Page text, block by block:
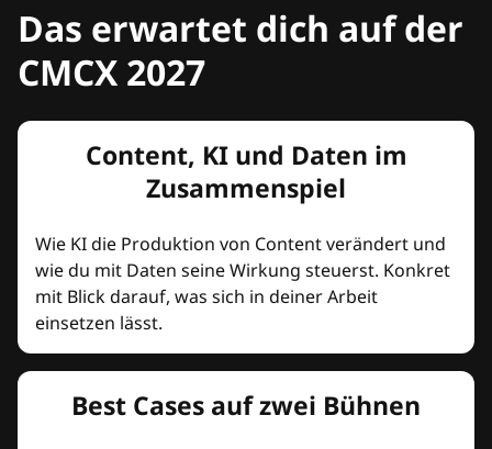
Das erwartet dich auf der
CMCX 2027
Content, KI und Daten im
Zusammenspiel
Wie KI die Produktion von Content verändert und
wie du mit Daten seine Wirkung steuerst. Konkret
mit Blick darauf, was sich in deiner Arbeit
einsetzen lässt.
Best Cases auf zwei Bühnen